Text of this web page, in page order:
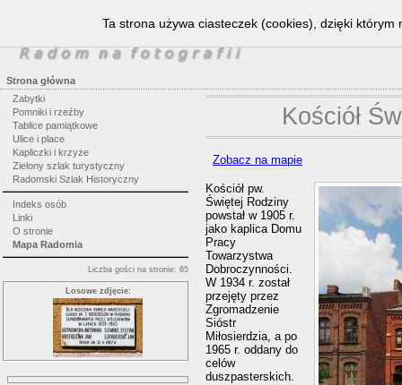
Strona główna
Zabytki
Pomniki i rzeźby
Tablice pamiątkowe
Ulice i place
Kapliczki i krzyże
Zielony szlak turystyczny
Radomski Szlak Historyczny
Indeks osób
Linki
O stronie
Mapa Radomia
Liczba gości na stronie: 65
Losowe zdjęcie:
Kościół
Zobacz na mapie
Kościół pw.
Świętej Rodziny
powstał w 1905 r.
jako kaplica Domu
Pracy
Towarzystwa
Dobroczynności.
W 1934 r. został
przejęty przez
Zgromadzenie
Sióstr
Miłosierdzia, a po
1965 r. oddany do
celów
duszpasterskich.
Ta strona używa ciasteczek (cookies), dzięki którym